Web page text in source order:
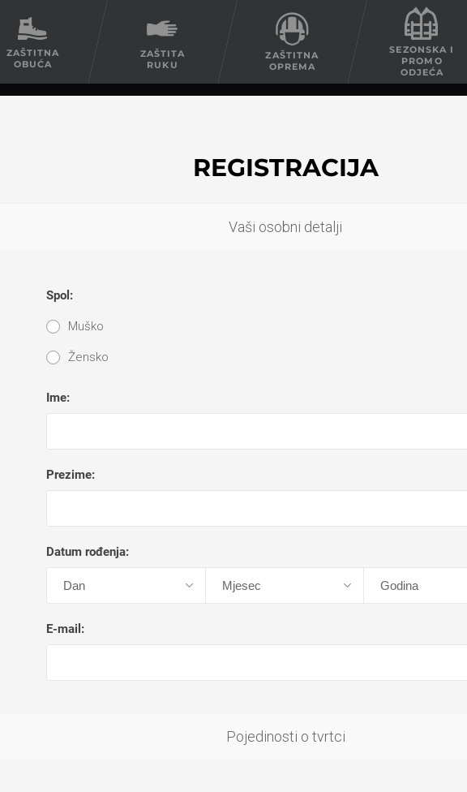
ZAŠTITNA
OBUĆA
ZAŠTITA
RUKU
ZAŠTITNA
OPREMA
SEZONSKA I
PROMO
ODJEĆA
REGISTRACIJA
Vaši osobni detalji
Spol:
Muško
Žensko
Ime:
Prezime:
Datum rođenja:
E-mail:
Pojedinosti o tvrtci